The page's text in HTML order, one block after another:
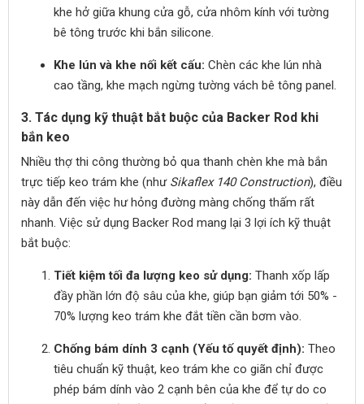
khe hở giữa khung cửa gỗ, cửa nhôm kính với tường
bê tông trước khi bắn silicone.
Khe lún và khe nối kết cấu: Chèn các khe lún nhà
cao tầng, khe mạch ngừng tường vách bê tông panel.
3. Tác dụng kỹ thuật bắt buộc của Backer Rod khi
bắn keo
Nhiều thợ thi công thường bỏ qua thanh chèn khe mà bắn
trực tiếp keo trám khe (như Sikaflex 140 Construction), điều
này dẫn đến việc hư hỏng đường màng chống thấm rất
nhanh. Việc sử dụng Backer Rod mang lại 3 lợi ích kỹ thuật
bắt buộc:
Tiết kiệm tối đa lượng keo sử dụng: Thanh xốp lấp
đầy phần lớn độ sâu của khe, giúp bạn giảm tới 50% -
70% lượng keo trám khe đắt tiền cần bơm vào.
Chống bám dính 3 cạnh (Yếu tố quyết định): Theo
tiêu chuẩn kỹ thuật, keo trám khe co giãn chỉ được
phép bám dính vào 2 cạnh bên của khe để tự do co